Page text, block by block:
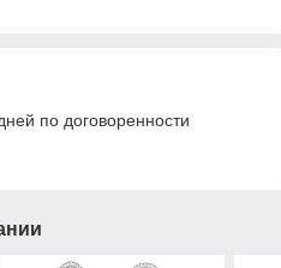
по договоренности